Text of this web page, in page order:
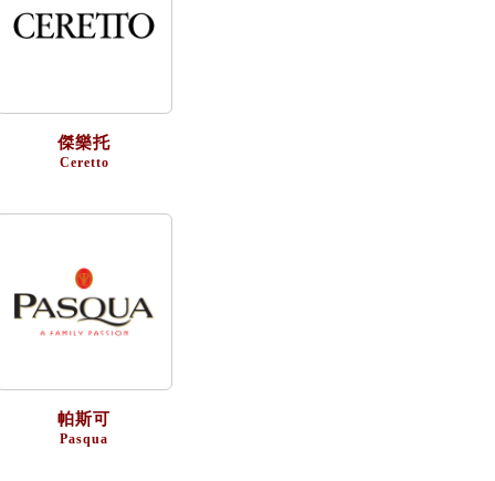
傑樂托
Ceretto
帕斯可
Pasqua